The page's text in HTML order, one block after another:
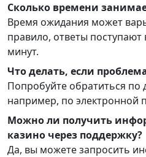
Сколько времени
Время ожидания может
правило, ответы поступают
минут.
Что делать, если
Попробуйте обратиться по
например, по электронной
Можно ли получить
казино через поддержку?
Да, вы можете запросить